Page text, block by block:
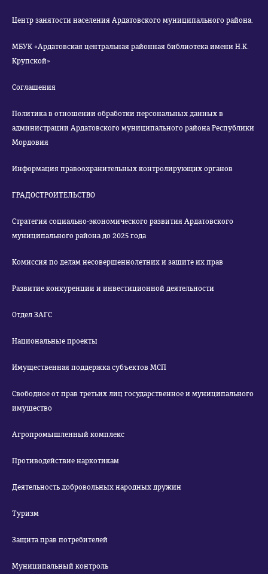
Центр занятости населения Ардатовского муниципального района.
МБУК «Ардатовская центральная районная библиотека имени Н.К.
Крупской»
Соглашения
Политика в отношении обработки персональных данных в
администрации Ардатовского муниципального района Республики
Мордовия
Информация правоохранительных контролирующих органов
ГРАДОСТРОИТЕЛЬСТВО
Стратегия социально-экономического развития Ардатовского
муниципального района до 2025 года
Комиссия по делам несовершеннолетних и защите их прав
Развитие конкуренции и инвестиционной деятельности
Отдел ЗАГС
Национальные проекты
Имущественная поддержка субъектов МСП
Свободное от прав третьих лиц государственное и муниципального
имущество
Агропромышленный комплекс
Противодействие наркотикам
Деятельность добровольных народных дружин
Туризм
Защита прав потребителей
Муниципальный контроль